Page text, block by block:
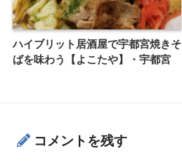
ハイブリット居酒屋で宇都宮焼きそ
ばを味わう【よこたや】・宇都宮
コメントを残す